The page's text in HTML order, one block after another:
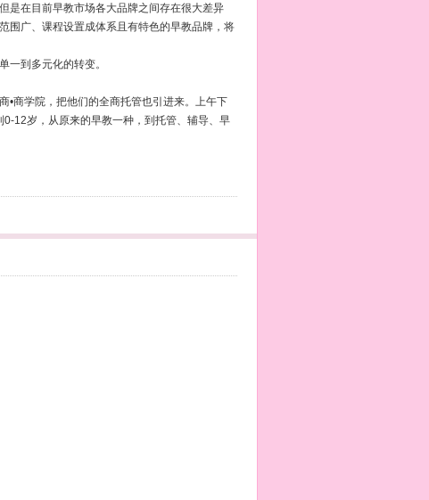
是在目前早教市场各大品牌之间存在很大差异
围广、课程设置成体系且有特色的早教品牌，将
一到多元化的转变。
•商学院，把他们的全商托管也引进来。上午下
12岁，从原来的早教一种，到托管、辅导、早